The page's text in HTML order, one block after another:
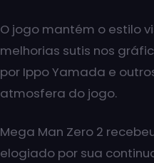
O jogo mantém o estilo
melhorias sutis nos
por Ippo Yamada e
atmosfera do jogo.
Mega Man Zero 2
elogiado por sua